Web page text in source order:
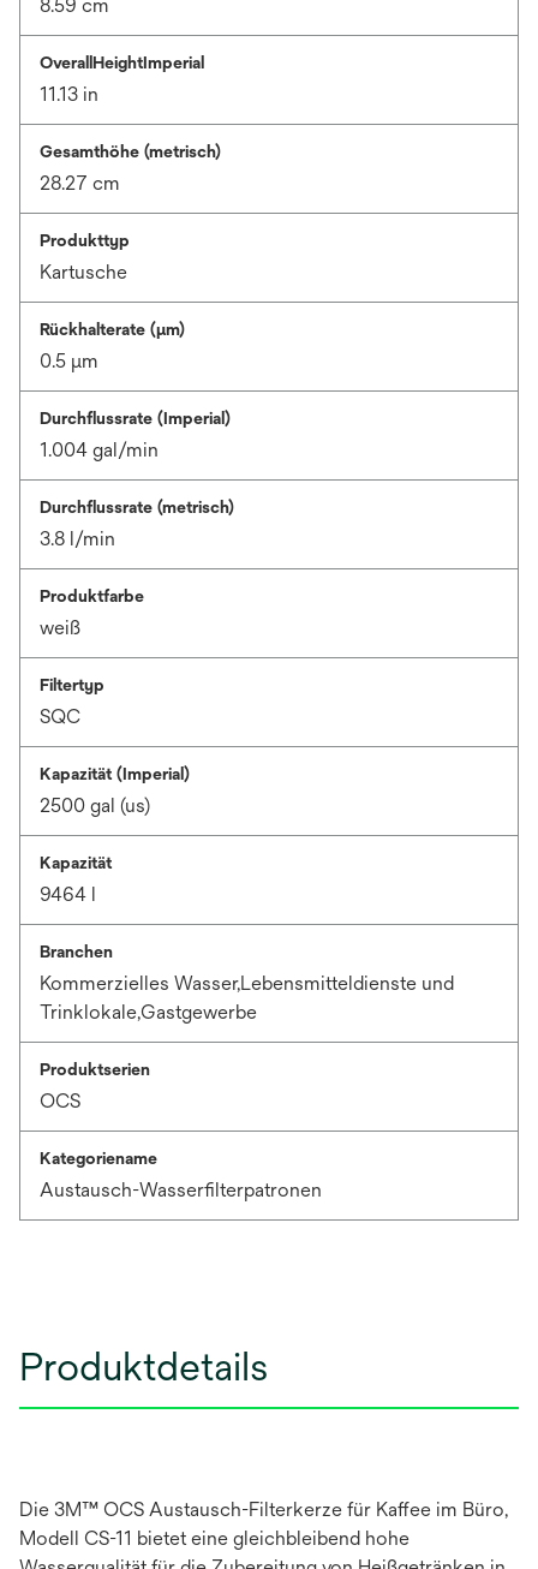
8.59 cm
OverallHeightImperial
11.13 in
Gesamthöhe (metrisch)
28.27 cm
Produkttyp
Kartusche
Rückhalterate (µm)
0.5 μm
Durchflussrate (Imperial)
1.004 gal/min
Durchflussrate (metrisch)
3.8 l/min
Produktfarbe
weiß
Filtertyp
SQC
Kapazität (Imperial)
2500 gal (us)
Kapazität
9464 l
Branchen
Kommerzielles Wasser,Lebensmitteldienste und
Trinklokale,Gastgewerbe
Produktserien
OCS
Kategoriename
Austausch-Wasserfilterpatronen
Produktdetails
Die 3M™ OCS Austausch-Filterkerze für Kaffee im Büro,
Modell CS-11 bietet eine gleichbleibend hohe